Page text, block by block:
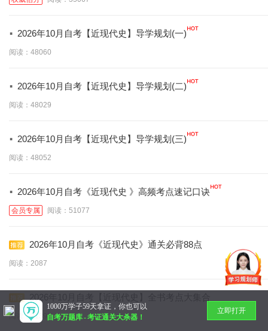
· 2026年10月自考【近现代史】导学规划(一)
阅读：48060
· 2026年10月自考【近现代史】导学规划(二)
阅读：48029
· 2026年10月自考【近现代史】导学规划(三)
阅读：48052
· 2026年10月自考《近现代史 》高频考点速记口诀
会员专属 阅读：51077
2026年10月自考《近现代史》通关必背88点
阅读：2087
2026年10月自考【近现代史】全书考点大集合
阅读：2139
1000万学子59天拿证，你也可以
自考万题库-考证通关大杀器！
立即打开